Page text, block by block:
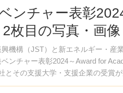
ンチャー表彰
枚目の写真・画像
機構（JST）と新エネルギー・産
ンチャー表彰2024～Award for
とその支援大学・支援企業の受賞が